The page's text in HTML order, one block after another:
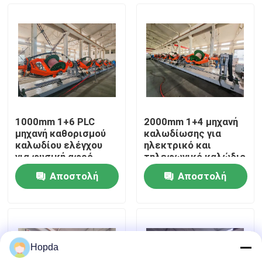
Σχετικά με εμάς
Επισκεψή εργοστασίου
Επικοινωνήστε μαζί μας
Ειδήσεις
Ζητήστε Προσφορά
1000mm 1+6 PLC
μηχανή καθορισμού
καλωδίου ελέγχου
για φυσική αφρό
κοακσιακό σύρμα
untwistingΑποστολή
2000mm 1+4 μηχανή
καλωδίωσης για
ηλεκτρικό και
τηλεφωνικό καλώδιο
Αποστολή
Hopda